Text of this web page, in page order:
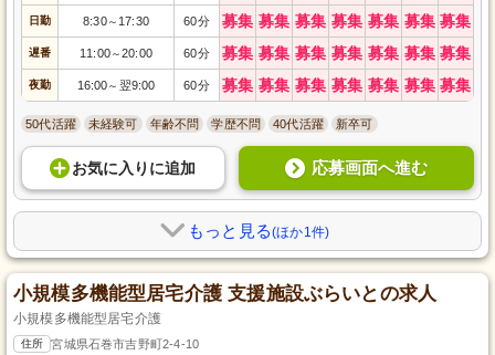
日勤 8:30～ 17:30 60分 募集 募集 募集 募集 募集 募集 募集
遅番 11:00～20:00 60分 募集 募集 募集 募集 募集 募集 募集
夜勤 16:00～ 翌9:00 60分 募集 募集 募集 募集 募集 募集 募集
50代活躍 未経験可 年齢不問 学歴不問 40代活躍 新卒可
お気に入り に追加 応募画面へ進む
もっと見る(ほか1件)
小規模多機能型居宅介護 支援施設ぶらいとの求人
小規模多機能型居宅介護
住所 宮城県石巻市吉野町2-4-10